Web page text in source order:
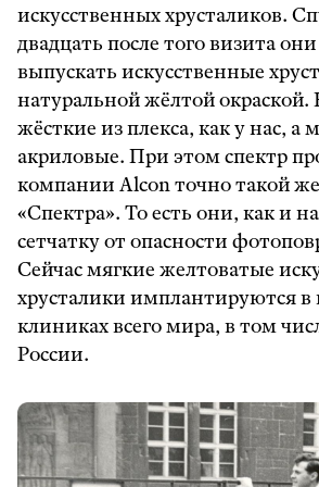
искусственных хрусталиков.
двадцать после того визита
выпускать искусственные
натуральной жёлтой
жёсткие из плекса, как у нас, а
акриловые. При этом спектр
компании Alcon точно такой
«Спектра». То есть они, как и
сетчатку от опасности
Сейчас мягкие желтоватые
хрусталики имплантируются в
клиниках всего мира, в том
России.